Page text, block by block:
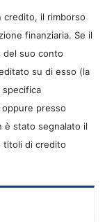
credito, il rimborso
finanziaria. Se il
del suo conto
su di esso (la
specifica
presso
è stato segnalato il
titoli di credito